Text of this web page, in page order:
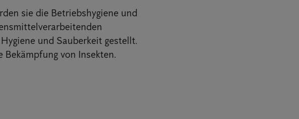
sie die Betriebshygiene und
und Sauberkeit gestellt.
von Insekten.